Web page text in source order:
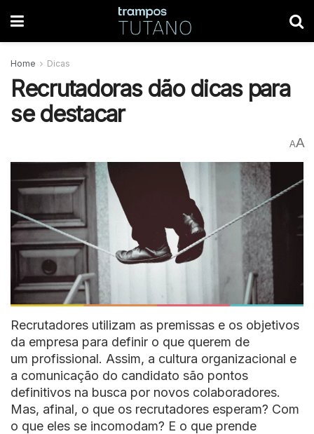
Home Dicas
Recrutadoras dão dicas para
se destacar
AA
Recrutadores utilizam as premissas e os objetivos
da empresa para definir o que querem de
um profissional. Assim, a cultura organizacional e
a comunicação do candidato são pontos
definitivos na busca por novos colaboradores.
Mas, afinal, o que os recrutadores esperam? Com
o que eles se incomodam? E o que prende